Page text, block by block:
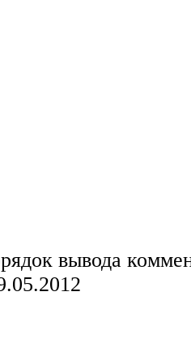
вывода